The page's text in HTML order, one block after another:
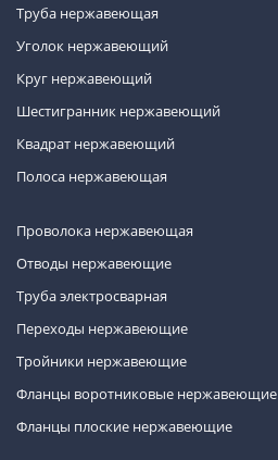
Труба нержавеющая
Уголок нержавеющий
Круг нержавеющий
Шестигранник нержавеющий
Квадрат нержавеющий
Полоса нержавеющая
Проволока нержавеющая
Отводы нержавеющие
Труба электросварная
Переходы нержавеющие
Тройники нержавеющие
Фланцы воротниковые нержавеющие
Фланцы плоские нержавеющие